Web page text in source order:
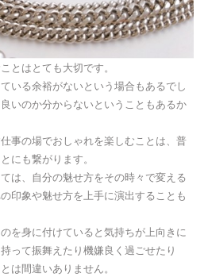
とはとても大切です。
いる余裕がないという場合もあるでし
いのか分からないということもあるか
事の場でおしゃれを楽しむことは、普
にも繋がります。
は、自分の魅せ方をその時々で変える
印象や魅せ方を上手に演出することも
を身に付けていると気持ちが上向きに
って振舞えたり機嫌良く過ごせたり
は間違いありません。